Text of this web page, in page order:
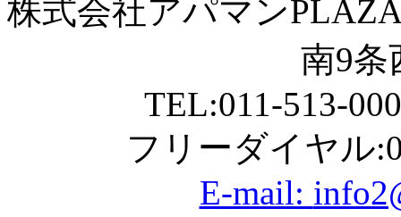
株式会社アパマン
南9条
TEL:011-513-
フリーダイヤル
E-mail: